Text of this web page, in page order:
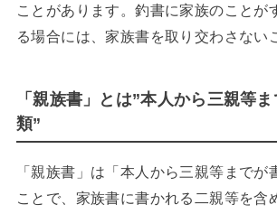
ことがあります。釣書に家族のことが
る場合には、家族書を取り交わさない
「親族書」とは”本人から三親等
類”
「親族書」は「本人から三親等までが
ことで、家族書に書かれる二親等を含